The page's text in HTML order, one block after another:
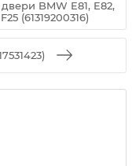
BMW E81, E82,
(61319200316)